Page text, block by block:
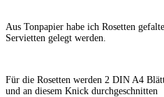
Aus Tonpapier habe ich Rosetten
Servietten gelegt werden.
Für die Rosetten werden 2 DIN A4
und an diesem Knick durchgeschnitten